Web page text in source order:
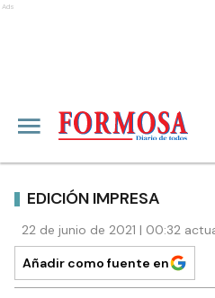
Ads
EDICIÓN IMPRESA
22 de junio de 2021 | 00:32
Añadir como fuente en